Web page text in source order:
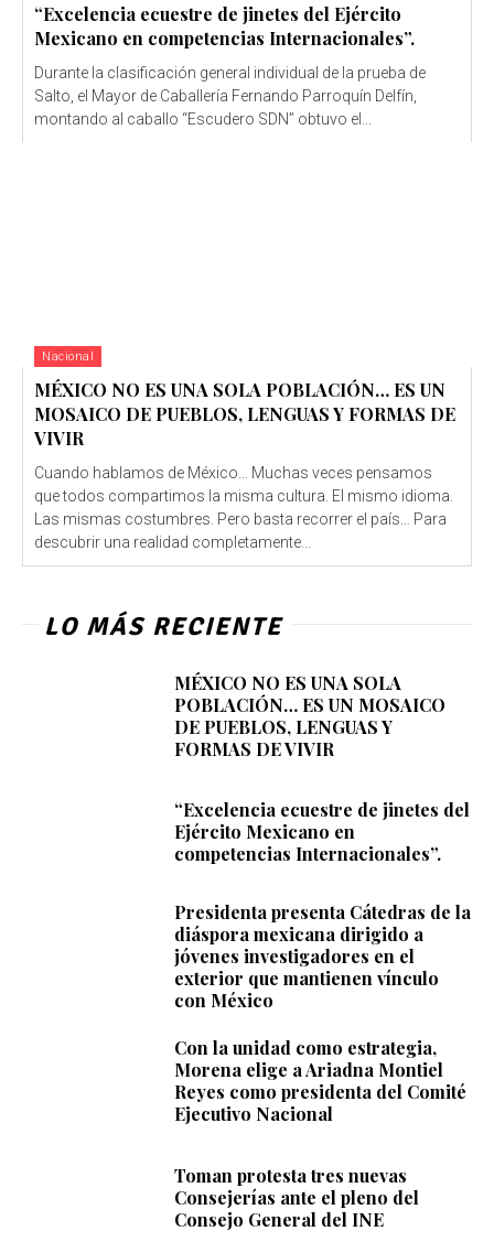
“Excelencia ecuestre de jinetes del Ejército
Mexicano en competencias Internacionales”.
Durante la clasificación general individual de la prueba de
Salto, el Mayor de Caballería Fernando Parroquín Delfín,
montando al caballo “Escudero SDN” obtuvo el...
Nacional
MÉXICO NO ES UNA SOLA POBLACIÓN… ES UN
MOSAICO DE PUEBLOS, LENGUAS Y FORMAS DE
VIVIR
Cuando hablamos de México… Muchas veces pensamos
que todos compartimos la misma cultura. El mismo idioma.
Las mismas costumbres. Pero basta recorrer el país… Para
descubrir una realidad completamente...
LO MÁS RECIENTE
MÉXICO NO ES UNA SOLA
POBLACIÓN… ES UN MOSAICO
DE PUEBLOS, LENGUAS Y
FORMAS DE VIVIR
“Excelencia ecuestre de jinetes del
Ejército Mexicano en
competencias Internacionales”.
Presidenta presenta Cátedras de la
diáspora mexicana dirigido a
jóvenes investigadores en el
exterior que mantienen vínculo
con México
Con la unidad como estrategia,
Morena elige a Ariadna Montiel
Reyes como presidenta del Comité
Ejecutivo Nacional
Toman protesta tres nuevas
Consejerías ante el pleno del
Consejo General del INE